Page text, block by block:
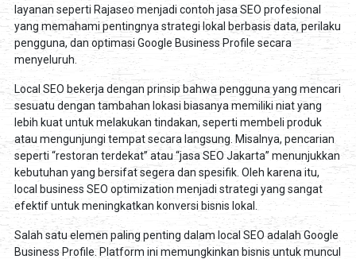
layanan seperti Rajaseo menjadi contoh jasa SEO profesional
yang memahami pentingnya strategi lokal berbasis data, perilaku
pengguna, dan optimasi Google Business Profile secara
menyeluruh.
Local SEO bekerja dengan prinsip bahwa pengguna yang mencari
sesuatu dengan tambahan lokasi biasanya memiliki niat yang
lebih kuat untuk melakukan tindakan, seperti membeli produk
atau mengunjungi tempat secara langsung. Misalnya, pencarian
seperti “restoran terdekat” atau “jasa SEO Jakarta” menunjukkan
kebutuhan yang bersifat segera dan spesifik. Oleh karena itu,
local business SEO optimization menjadi strategi yang sangat
efektif untuk meningkatkan konversi bisnis lokal.
Salah satu elemen paling penting dalam local SEO adalah Google
Business Profile. Platform ini memungkinkan bisnis untuk muncul